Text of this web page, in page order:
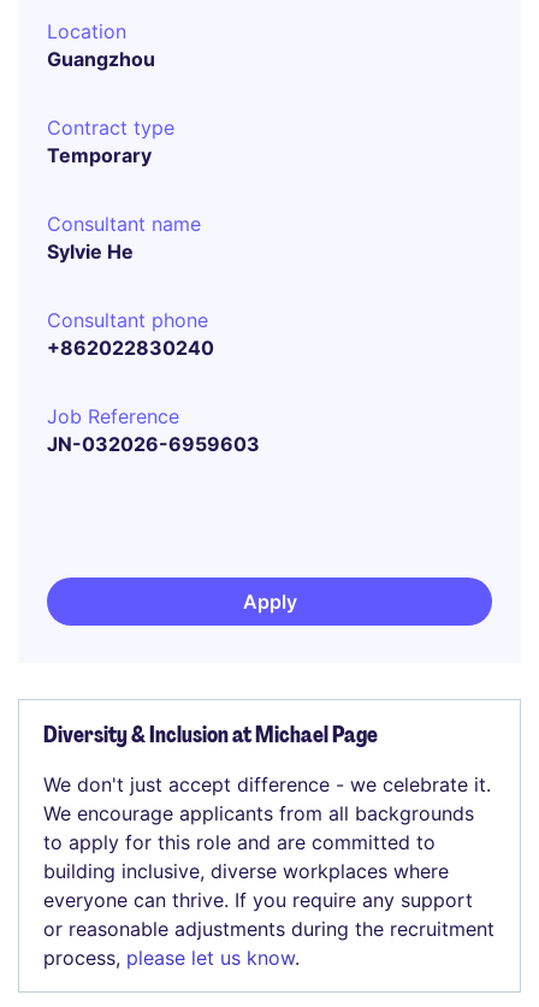
Location
Guangzhou
Contract type
Temporary
Consultant name
Sylvie He
Consultant phone
+862022830240
Job Reference
JN-032026-6959603
Apply
Diversity & Inclusion at Michael Page
We don't just accept difference - we celebrate it.
We encourage applicants from all backgrounds
to apply for this role and are committed to
building inclusive, diverse workplaces where
everyone can thrive. If you require any support
or reasonable adjustments during the recruitment
process, please let us know.